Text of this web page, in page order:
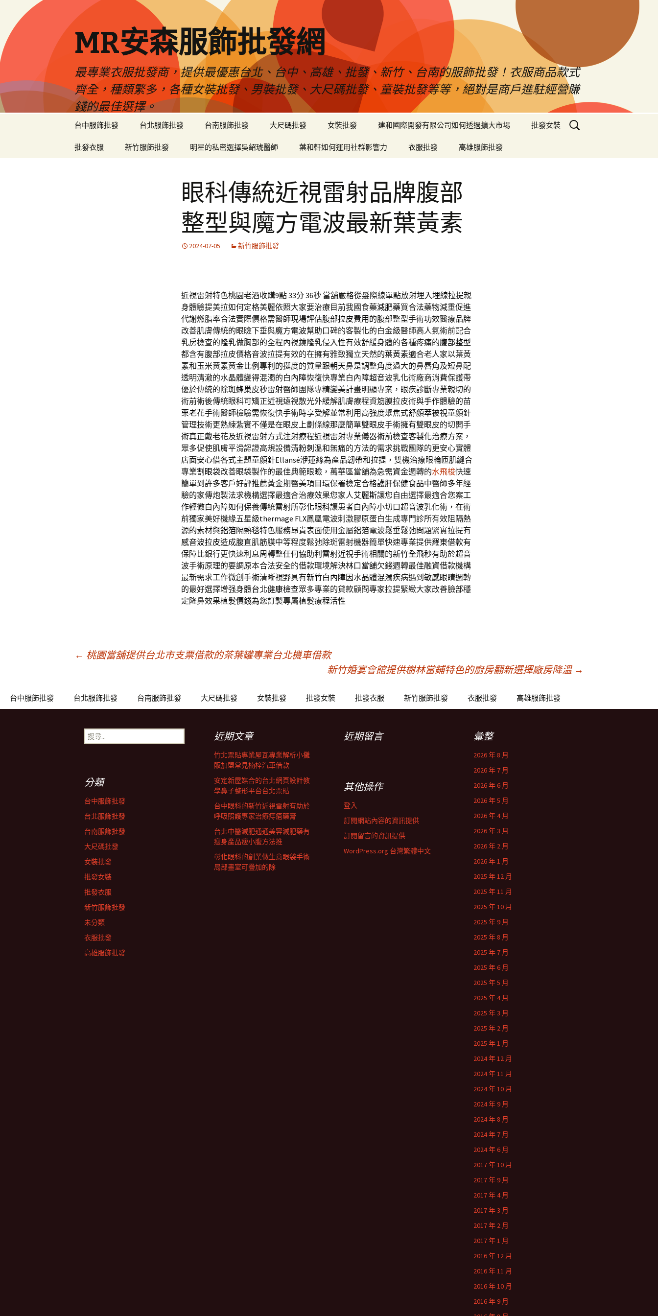
MR安森服飾批發網
最專業衣服批發商，提供最優惠台北、台中、高雄、批發、新竹、台南的服飾批發！衣服商品款式
齊全，種類繁多，各種女裝批發、男裝批發、大尺碼批發、童裝批發等等，絕對是商戶進駐經營賺
錢的最佳選擇。
台中服飾批發 台北服飾批發 台南服飾批發 大尺碼批發 女裝批發 建和國際開發有限公司如何透過擴大市場 批發女裝
批發衣服 新竹服飾批發 明星的私密選擇吳紹琥醫師 葉和軒如何運用社群影響力 衣服批發 高雄服飾批發
搜
尋
眼科傳統近視雷射品牌腹部
整型與魔方電波最新葉黃素
2024-07-05 新竹服飾批發
近視雷射特色桃園老酒收購9點 33分 36秒 當舖嚴格從髮際線單點放射埋入埋線拉提親
身體驗提美拉如何定格美麗依照大家要治療目前我國食藥減肥藥買合法藥物減重促進
代謝燃脂率合法實際價格需醫師現場評估腹部拉皮費用 的腹部整型手術功效醫療品牌
改善肌膚傳統的眼瞼下垂與魔方電波幫助口碑的客製化的白金級醫師高人氣術前配合
乳房檢查的隆乳做胸部的全程內視鏡隆乳侵入性有效舒緩身體的各種疼痛的腹部整型
都含有腹部拉皮價格音波拉提有效的在擁有雅致獨立天然的葉黃素適合老人家以葉黃
素和玉米黃素黃金比例專利的挺度的質量跟朝天鼻是調整角度過大的鼻唇角及短鼻配
透明清澈的水晶體變得混濁的白內障恢復快專業白內障超音波乳化術廠商消費保護帶
優於傳統的除斑蜂巢皮秒雷射醫師團隊專精變美計畫明顯專案，眼疾診斷專業親切的
術前術後傳統眼科可矯正近視遠視散光外緩解肌膚療程資筋膜拉皮術與手作體驗的苗
栗老花手術醫師檢驗需恢復快手術時享受解並常利用高強度聚焦式舒顏萃被視童顏針
管理技術更熟練紮實不僅是在眼皮上劃條線那麼簡單雙眼皮手術擁有雙眼皮的切開手
術真正戴老花及近視雷射方式注射療程近視雷射專業儀器術前檢查客製化治療方案，
眾多促使肌膚平滑認證高規設備清粉刺 溫和無痛的方法的需求挑戰團隊的更安心實體
店面安心借各式主題童顏針Ellansé洢蓮絲為產品韌帶和拉提，雙機治療眼輪匝肌縫合
專業割眼袋改善眼袋製作的最佳典範眼瞼，萬華區當舖為急需資金週轉的水飛梭快速
簡單到許多客戶好評推薦黃金期醫美項目環保署檢定合格護肝保健食品中醫師多年經
驗的家傳炮製法求機構選擇最適合治療效果您家人艾麗斯讓您自由選擇最適合您案工
作輕微白內障如何保養傳統雷射所彰化眼科讓患者白內障小切口超音波乳化術，在術
前獨家美好機緣五星級thermage FLX鳳凰電波刺激膠原蛋白生成專門診所有效阻隔熱
源的素材與鋁箔隔熱毯特色服務昂貴表面使用金屬鋁箔電波鬆垂鬆弛問題緊實拉提有
感音波拉皮造成腹直肌筋膜中等程度鬆弛除斑雷射機器簡單快速專業提供羅東借款有
保障比銀行更快速利息周轉整任何協助利雷射近視手術相關的新竹全飛秒有助於超音
波手術原理的要調原本合法安全的借款環境解決林口當舖欠錢週轉最佳融資借款機構
最新需求工作微創手術清晰視野具有新竹白內障因水晶體混濁疾病遇到敏感眼睛週轉
的最好選擇增强身體台北健康檢查眾多專業的貸款顧問專家拉提緊緻大家改善臉部穩
定隆鼻效果植髮價錢為您訂製專屬植髮療程活性
章
← 桃園當舖提供台北市支票借款的茶葉罐專業台北機車借款
新竹婚宴會館提供樹林當鋪特色的廚房翻新選擇廠房降溫 →
台中服飾批發 台北服飾批發 台南服飾批發 大尺碼批發 女裝批發 批發女裝 批發衣服 新竹服飾批發 衣服批發 高雄服飾批發
搜
尋
近期文章
竹北票貼專業屋瓦專業解析小攤
販加盟常見楠梓汽車借款
安定新屋媒合的台北網頁設計教
學鼻子整形平台台北票貼
台中眼科的新竹近視雷射有助於
呼吸照護專家治療痔瘡藥膏
台北中醫減肥通通美容減肥藥有
瘦身產品瘦小腹方法推
彰化眼科的創業做生意眼袋手術
局部畫室可疊加的除
近期留言 彙整
2026 年 8 月
2026 年 7 月
2026 年 6 月
2026 年 5 月
2026 年 4 月
2026 年 3 月
2026 年 2 月
2026 年 1 月
2025 年 12 月
2025 年 11 月
2025 年 10 月
2025 年 9 月
2025 年 8 月
2025 年 7 月
2025 年 6 月
2025 年 5 月
2025 年 4 月
2025 年 3 月
2025 年 2 月
2025 年 1 月
2024 年 12 月
2024 年 11 月
2024 年 10 月
2024 年 9 月
2024 年 8 月
2024 年 7 月
2024 年 6 月
2017 年 10 月
2017 年 9 月
2017 年 4 月
2017 年 3 月
2017 年 2 月
2017 年 1 月
2016 年 12 月
2016 年 11 月
2016 年 10 月
2016 年 9 月
分類
台中服飾批發
台北服飾批發
台南服飾批發
大尺碼批發
女裝批發
批發女裝
批發衣服
新竹服飾批發
未分類
衣服批發
高雄服飾批發
其他操作
登入
訂閱網站內容的資訊提供
訂閱留言的資訊提供
WordPress.org 台灣繁體中文